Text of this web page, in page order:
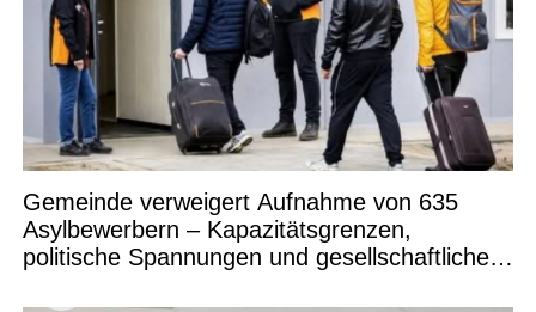
Gemeinde verweigert Aufnahme von 635
Asylbewerbern – Kapazitätsgrenzen,
politische Spannungen und gesellschaftliche